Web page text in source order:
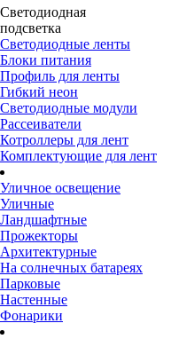
Светодиодная
подсветка
Светодиодные ленты
Блоки питания
Профиль для ленты
Гибкий неон
Светодиодные модули
Рассеиватели
Котроллеры для лент
Комплектующие для лент
Уличное освещение
Уличные
Ландшафтные
Прожекторы
Архитектурные
На солнечных батареях
Парковые
Настенные
Фонарики